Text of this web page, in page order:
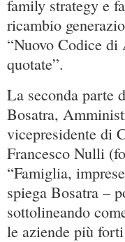
family strategy e
ricambio
“Nuovo Codice
quotate”.
La seconda parte
Bosatra,
vicepresidente di
Francesco Nulli
“Famiglia,
spiega Bosatra –
sottolineando
le aziende più